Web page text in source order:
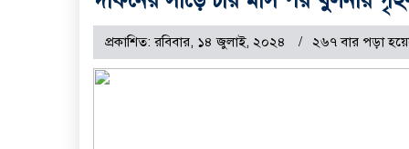
প্রকাশিত: রবিবার, ১৪ জুলাই, ২০২৪ ২৬৭ বার পড়া